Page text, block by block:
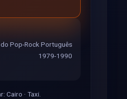
Pop-Rock Português
1979-1990
Cairo · Taxi.